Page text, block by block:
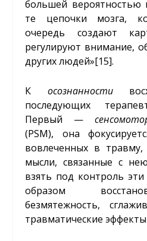
большей вероятностью
те цепочки мозга,
очередь создают
регулируют внимание,
других людей»[15].
К осознанности
последующих
Первый —
(PSM), она
вовлеченных в
мысли, связанные с
взять под контроль
образом
безмятежность,
травматические эффекты